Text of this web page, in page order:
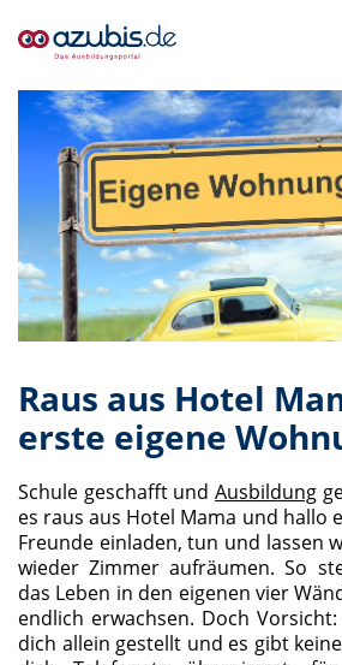
Raus aus Hotel
erste eigene
Schule geschafft und Ausbildung
es raus aus Hotel Mama und hallo
Freunde einladen, tun und lassen
wieder Zimmer aufräumen. So
das Leben in den eigenen vier
endlich erwachsen. Doch
dich allein gestellt und es gibt